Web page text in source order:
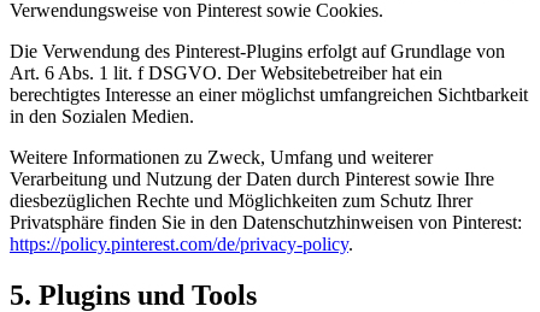
Verwendungsweise von Pinterest sowie Cookies.
Die Verwendung des Pinterest-Plugins erfolgt auf Grundlage von
Art. 6 Abs. 1 lit. f DSGVO. Der Websitebetreiber hat ein
berechtigtes Interesse an einer möglichst umfangreichen Sichtbarkeit
in den Sozialen Medien.
Weitere Informationen zu Zweck, Umfang und weiterer
Verarbeitung und Nutzung der Daten durch Pinterest sowie Ihre
diesbezüglichen Rechte und Möglichkeiten zum Schutz Ihrer
Privatsphäre finden Sie in den Datenschutzhinweisen von Pinterest:
https://policy.pinterest.com/de/privacy-policy.
5. Plugins und Tools